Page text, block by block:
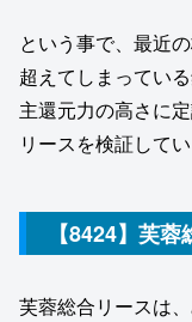
という事で、最近
超えてしまってい
主還元力の高さに
リースを検証してい
【8424】芙
芙蓉総合リースは